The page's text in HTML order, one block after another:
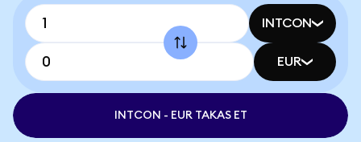
INTCON
EUR
INTCON - EUR TAKAS ET